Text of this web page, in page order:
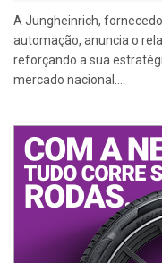
A Jungheinrich,
automação, anuncia o
reforçando a sua
mercado nacional....